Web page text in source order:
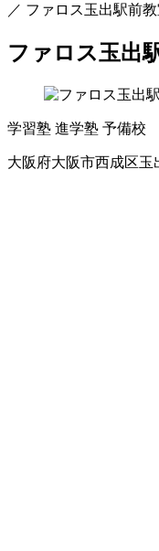
／ ファロス玉出駅前教
ファロス玉出
学習塾 進学塾 予備校
大阪府大阪市西成区玉